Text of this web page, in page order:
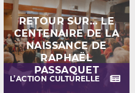
L’ACTION CULTURELLE
RETOUR SUR… LE
CENTENAIRE DE LA
NAISSANCE DE
RAPHAËL
PASSAQUET